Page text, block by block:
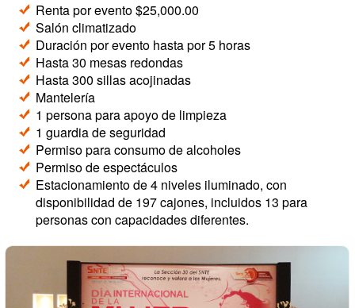
Renta por evento $25,000.00
Salón climatizado
Duración por evento hasta por 5 horas
Hasta 30 mesas redondas
Hasta 300 sillas acojinadas
Mantelería
1 persona para apoyo de limpieza
1 guardia de seguridad
Permiso para consumo de alcoholes
Permiso de espectáculos
Estacionamiento de 4 niveles iluminado, con
disponibilidad de 197 cajones, incluidos 13 para
personas con capacidades diferentes.